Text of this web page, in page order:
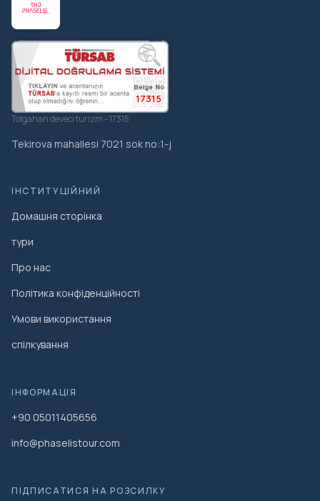
17315
Tolgahan deveci turizm - 17315
Tekirova mahallesi 7021 sok no:1-j
ІНСТИТУЦІЙНИЙ
Домашня сторінка
тури
Про нас
Політика конфіденційності
Умови використання
спілкування
ІНФОРМАЦІЯ
+90 05011405656
info@phaselistour.com
ПІДПИСАТИСЯ НА РОЗСИЛКУ